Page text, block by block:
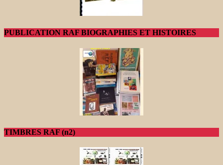
PUBLICATION RAF BIOGRAPHIES ET HISTOIRES
TIMBRES RAF (n2)